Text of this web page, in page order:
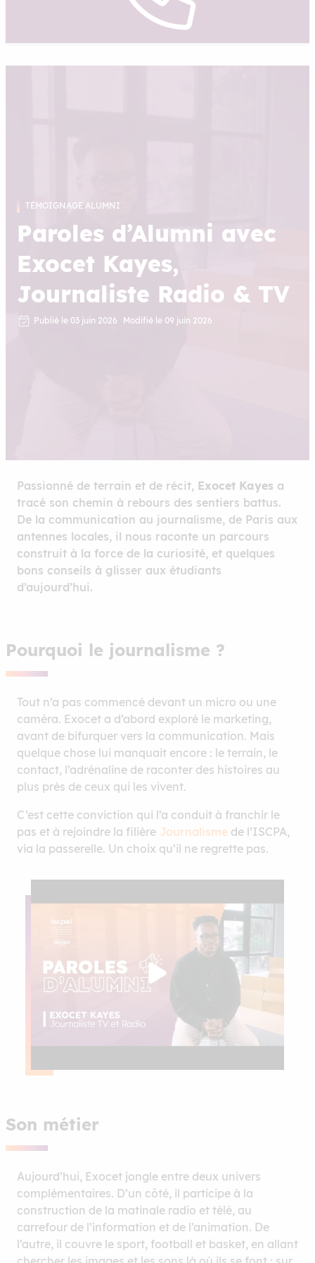
TÉMOIGNAGE ALUMNI
Paroles d’Alumni avec
Exocet Kayes,
Journaliste Radio & TV
Publié le 03 juin 2026 Modifié le 09 juin 2026
Passionné de terrain et de récit, Exocet Kayes a
tracé son chemin à rebours des sentiers battus.
De la communication au journalisme, de Paris aux
antennes locales, il nous raconte un parcours
construit à la force de la curiosité, et quelques
bons conseils à glisser aux étudiants
d’aujourd’hui.
Pourquoi le journalisme ?
Tout n’a pas commencé devant un micro ou une
caméra. Exocet a d’abord exploré le marketing,
avant de bifurquer vers la communication. Mais
quelque chose lui manquait encore : le terrain, le
contact, l’adrénaline de raconter des histoires au
plus près de ceux qui les vivent.
C’est cette conviction qui l’a conduit à franchir le
pas et à rejoindre la filière Journalisme de l’ISCPA,
via la passerelle. Un choix qu’il ne regrette pas.
Son métier
Aujourd’hui, Exocet jongle entre deux univers
complémentaires. D’un côté, il participe à la
construction de la matinale radio et télé, au
carrefour de l’information et de l’animation. De
l’autre, il couvre le sport, football et basket, en allant